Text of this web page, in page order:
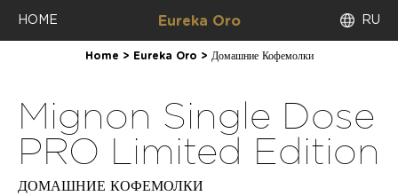
HOME Eureka Oro RU
Home > Eureka Oro > Домашние Кофемолки
Mignon Single Dose
PRO Limited Edition
ДОМАШНИЕ КОФЕМОЛКИ